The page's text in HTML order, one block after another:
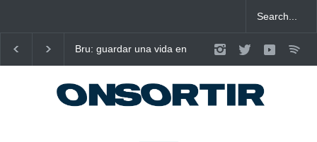
Bru: guardar una vida en
pop emocional
Laura West imposa el
criteri al ritme del
pop de “m’enxules”